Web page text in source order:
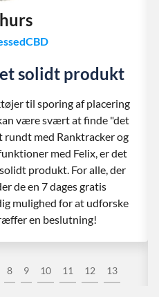
8 9 10 11 12 13
solidt produkt
til sporing af placering
være svært at finde "det
rundt med Ranktracker og
med Felix, er det
produkt. For alle, der
de en 7 dages gratis
mulighed for at udforske
en beslutning!